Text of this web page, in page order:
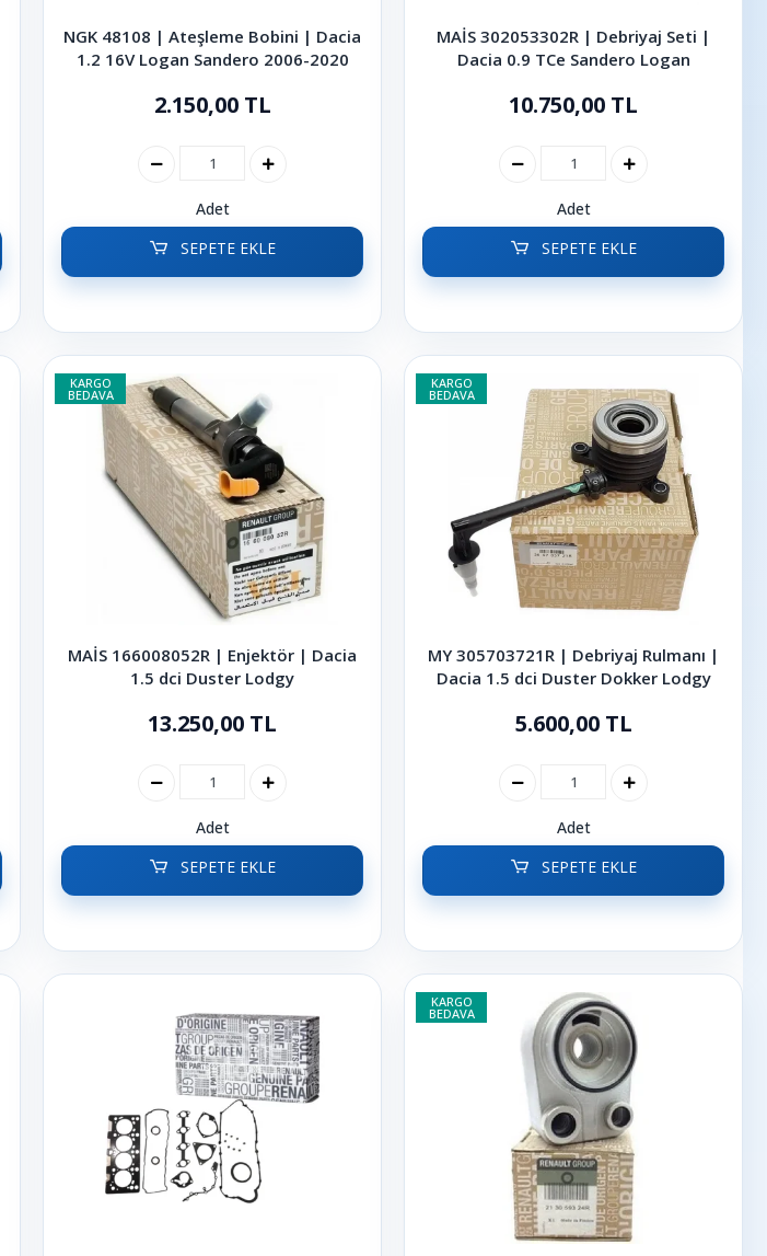
NGK 48108 | Ateşleme Bobini | Dacia
1.2 16V Logan Sandero 2006-2020
2.150,00 TL
Adet
SEPETE EKLE
MAİS 302053302R | Debriyaj Seti |
Dacia 0.9 TCe Sandero Logan
10.750,00 TL
Adet
SEPETE EKLE
KARGO
BEDAVA
MAİS 166008052R | Enjektör | Dacia
1.5 dci Duster Lodgy
13.250,00 TL
Adet
SEPETE EKLE
KARGO
BEDAVA
MY 305703721R | Debriyaj Rulmanı |
Dacia 1.5 dci Duster Dokker Lodgy
5.600,00 TL
Adet
SEPETE EKLE
KARGO
BEDAVA